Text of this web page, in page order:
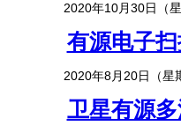
2020年10月30日（
有源电子
2020年8月20日（星
卫星有源